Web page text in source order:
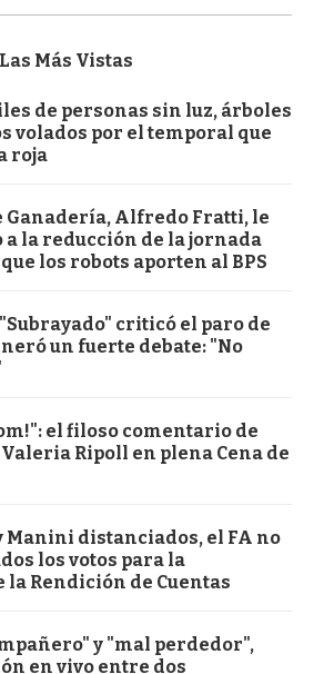
Las Más Vistas
de personas sin luz, árboles
volados por el temporal que
roja
Ganadería, Alfredo Fratti, le
a la reducción de la jornada
los robots aporten al BPS
criticó el paro de
un fuerte debate: "No
el filoso comentario de
Ripoll en plena Cena de
Manini distanciados, el FA no
los votos para la
la Rendición de Cuentas
y "mal perdedor",
en vivo entre dos